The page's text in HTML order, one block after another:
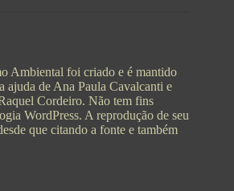
Ambiental foi criado e é mantido
ajuda de Ana Paula Cavalcanti e
Cordeiro. Não tem fins
WordPress. A reprodução de seu
que citando a fonte e também